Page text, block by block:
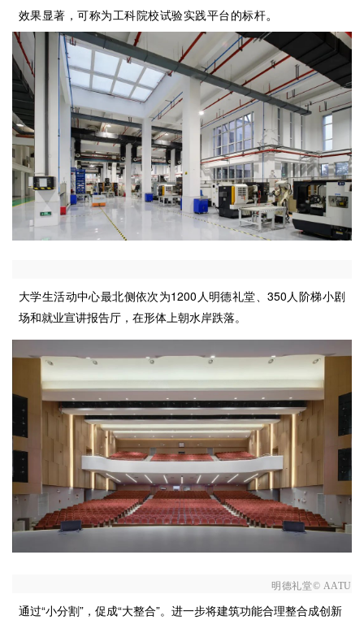
效果显著，可称为工科院校试验实践平台的标杆。
大学生活动中心最北侧依次为1200人明德礼堂、350人阶梯小剧
场和就业宣讲报告厅，在形体上朝水岸跌落。
明德礼堂© AATU
通过“小分割”，促成“大整合”。进一步将建筑功能合理整合成创新